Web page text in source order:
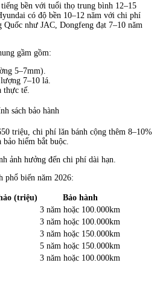
bền với tuổi thọ trung bình 12–15
có độ bền 10–12 năm với chi phí
như JAC, Dongfeng đạt 7–10 năm
gầm gồm:
5–7mm).
7–10 lá.
tế.
sách bảo hành
triệu, chi phí lăn bánh cộng thêm 8–10%
hiểm bắt buộc.
ảnh hưởng đến chi phí dài hạn.
phổ biến năm 2026:
(triệu)
Bảo hành
3 năm hoặc 100.000km
3 năm hoặc 100.000km
3 năm hoặc 150.000km
5 năm hoặc 150.000km
3 năm hoặc 100.000km